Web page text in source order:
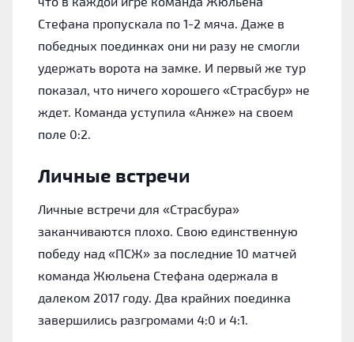
Стефана пропускала по 1-2 мяча. Даже в
победных поединках они ни разу не смогли
удержать ворота на замке. И первый же тур
показал, что ничего хорошего «‎Страсбур» не
ждет. Команда уступила «‎Анже» на своем
поле 0:2.
Личные встречи
Личные встречи для «‎Страсбура»
заканчиваются плохо. Свою единственную
победу над «‎ПСЖ» за последние 10 матчей
команда Жюльена Стефана одержала в
далеком 2017 году. Два крайних поединка
завершились разгромами 4:0 и 4:1.